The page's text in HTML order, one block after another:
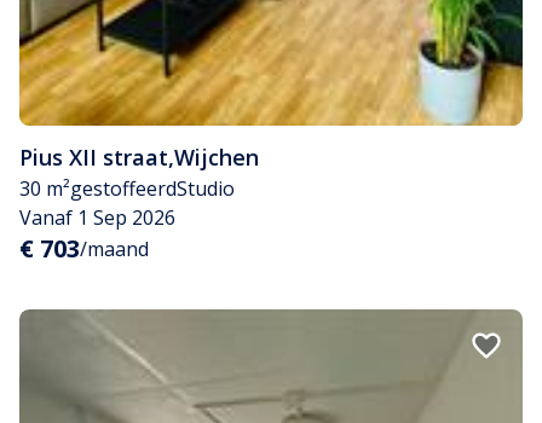
Pius XII straat,Wijchen
30 m²gestoffeerdStudio
Vanaf 1 Sep 2026
€ 703/maand